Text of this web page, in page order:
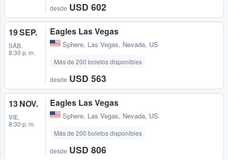
desde USD 602
19 SEP.
SÁB.
8:30 p. m.
Eagles Las Vegas
Sphere, Las Vegas, Nevada, US
Más de 200 boletos disponibles
desde USD 563
13 NOV.
VIE.
8:30 p. m.
Eagles Las Vegas
Sphere, Las Vegas, Nevada, US
Más de 200 boletos disponibles
desde USD 806